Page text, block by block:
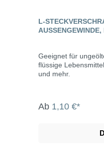
L-
AUSSENGEWINDE,
Geeignet für
flüssige
und mehr.
Ab 1,10 €*